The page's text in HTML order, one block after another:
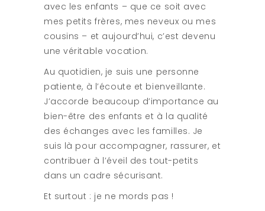
avec les enfants – que ce soit avec
mes petits frères, mes neveux ou mes
cousins – et aujourd’hui, c’est devenu
une véritable vocation.
Au quotidien, je suis une personne
patiente, à l’écoute et bienveillante.
J’accorde beaucoup d’importance au
bien-être des enfants et à la qualité
des échanges avec les familles. Je
suis là pour accompagner, rassurer, et
contribuer à l’éveil des tout-petits
dans un cadre sécurisant.
Et surtout : je ne mords pas !